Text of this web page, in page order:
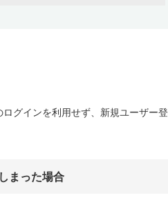
グインを利用せず、新規ユーザー
まった場合